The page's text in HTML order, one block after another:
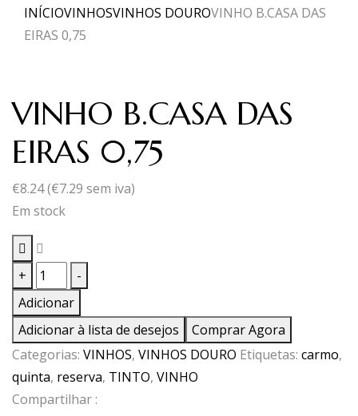
INÍCIOVINHOSVINHOS DOUROVINHO B.CASA DAS
EIRAS 0,75
VINHO B.CASA DAS
EIRAS 0,75
€8.24(€7.29 sem iva)
Em stock
+
Quantidade
de
VINHO
B.CASA
DAS
EIRAS
0,75
-
Adicionar
Adicionar à lista de desejos
Comprar Agora
Categorias: VINHOS, VINHOS DOURO Etiquetas: carmo,
quinta, reserva, TINTO, VINHO
Compartilhar :